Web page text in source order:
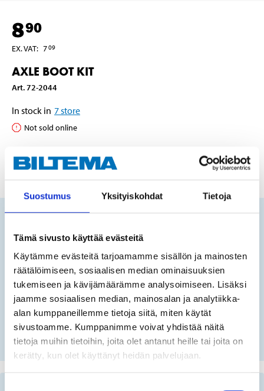
Suostumus Yksityiskohdat Tietoja
Tämä sivusto käyttää evästeitä
Käytämme evästeitä tarjoamamme sisällön ja mainosten
räätälöimiseen, sosiaalisen median ominaisuuksien
tukemiseen ja kävijämäärämme analysoimiseen. Lisäksi
jaamme sosiaalisen median, mainosalan ja analytiikka-
alan kumppaneillemme tietoja siitä, miten käytät
sivustoamme. Kumppanimme voivat yhdistää näitä
tietoja muihin tietoihin, joita olet antanut heille tai joita on
kerätty, kun olet käyttänyt heidän palvelujaan.
890
EX. VAT: 709
AXLE BOOT KIT
Art.72-2044
In stock in 7store
Not sold online
FIN
No registration number?
SELECT CAR MANUALLY